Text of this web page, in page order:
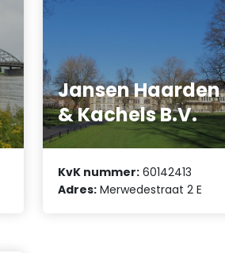
Jansen Haarden
& Kachels B.V.
KvK nummer: 60142413
Adres: Merwedestraat 2 E